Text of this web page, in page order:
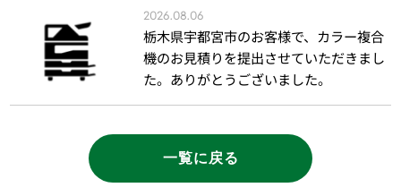
2026.08.06
栃木県宇都宮市のお客様で、カラー複合
機のお見積りを提出させていただきまし
た。ありがとうございました。
一覧に戻る